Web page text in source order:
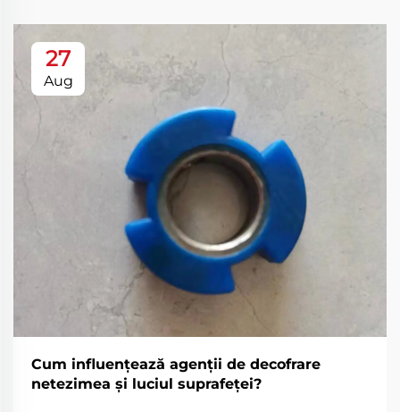
27
Aug
Cum influențează agenții de decofrare
netezimea și luciul suprafeței?